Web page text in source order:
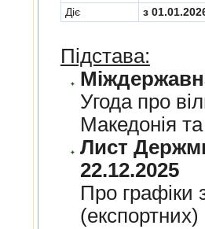
Діє з
Підстава:
Угода про
Македонiя
Лист
22.12.2025
Про графiки